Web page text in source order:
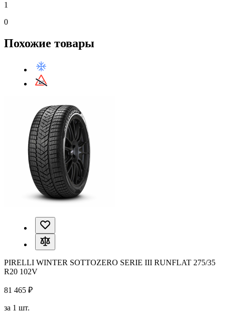
1
0
Похожие товары
PIRELLI WINTER SOTTOZERO SERIE III RUNFLAT 275/35
R20 102V
81 465 ₽
за 1 шт.